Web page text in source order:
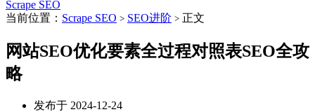
Scrape SEO
当前位置： Scrape SEO > SEO进阶 > 正文
网站SEO优化要素全过程对照表SEO全攻
略
发布于 2024-12-24